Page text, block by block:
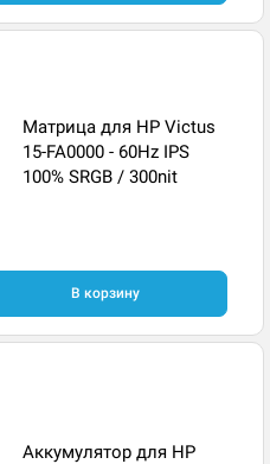
Матрица для HP Victus
15-FA0000 - 60Hz IPS
100% SRGB / 300nit
В корзину
Аккумулятор для HP